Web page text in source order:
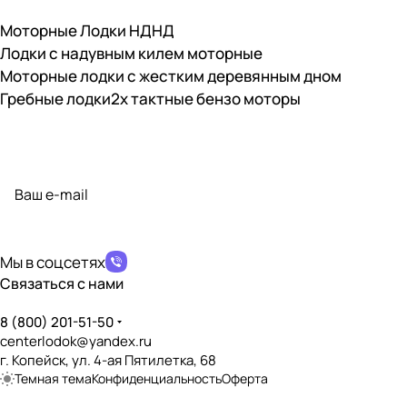
Моторные Лодки НДНД
Лодки с надувным килем моторные
Моторные лодки с жестким деревянным дном
Гребные лодки2х тактные бензо моторы
Мы в соцсетях
Связаться с нами
8 (800) 201-51-50
centerlodok@yandex.ru
г. Копейск, ул. 4-ая Пятилетка, 68
Темная темаКонфиденциальностьОферта